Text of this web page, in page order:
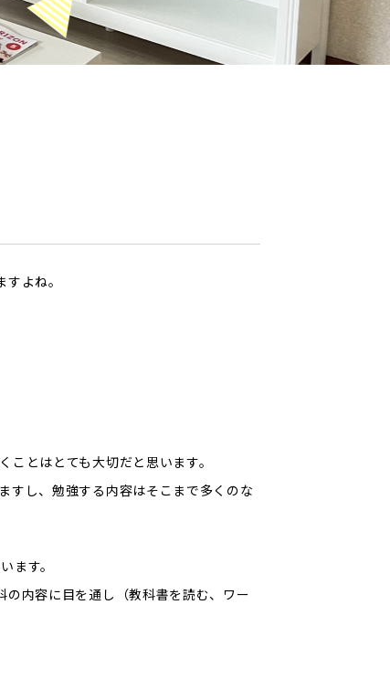
よね。
とはとても大切だと思います。
すし、勉強する内容はそこまで多くのな
ます。
内容に目を通し（教科書を読む、ワー